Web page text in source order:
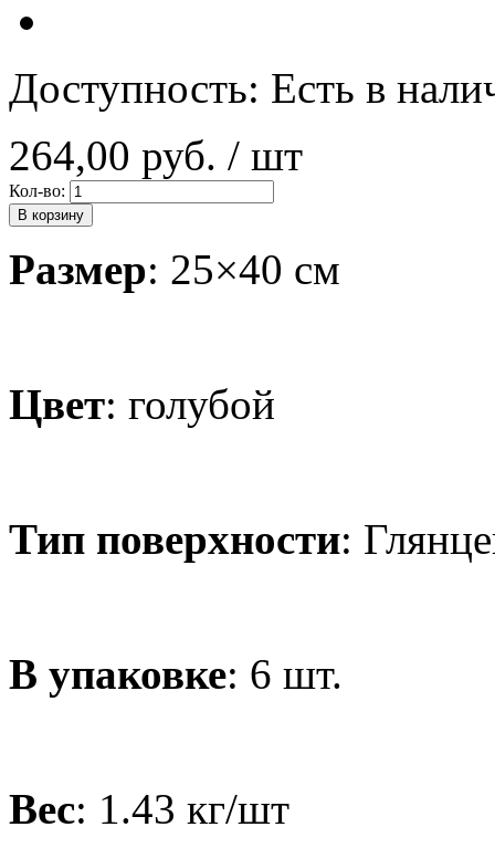
Доступность: Есть в
264,00 руб. / шт
Кол-во:
В корзину
Размер: 25×40 см
Цвет: голубой
Тип поверхности:
В упаковке: 6 шт.
Вес: 1.43 кг/шт